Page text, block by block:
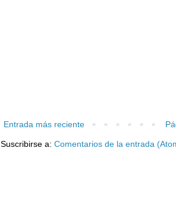
Entrada más reciente
Suscribirse a: Comentarios de la entrada